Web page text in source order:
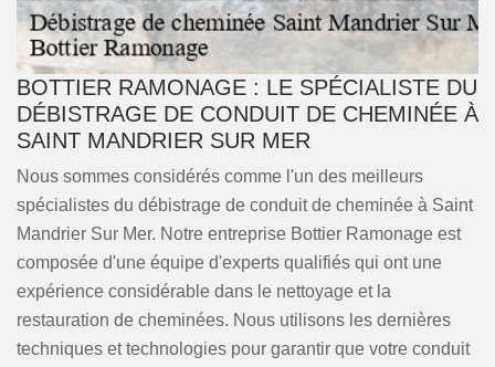
BOTTIER RAMONAGE : LE SPÉCIALISTE DU
DÉBISTRAGE DE CONDUIT DE CHEMINÉE À
SAINT MANDRIER SUR MER
Nous sommes considérés comme l'un des meilleurs
spécialistes du débistrage de conduit de cheminée à Saint
Mandrier Sur Mer. Notre entreprise Bottier Ramonage est
composée d'une équipe d'experts qualifiés qui ont une
expérience considérable dans le nettoyage et la
restauration de cheminées. Nous utilisons les dernières
techniques et technologies pour garantir que votre conduit